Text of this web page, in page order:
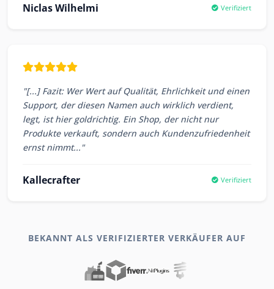
Niclas Wilhelmi Verifiziert
"[...] Fazit: Wer Wert auf Qualität, Ehrlichkeit und einen
Support, der diesen Namen auch wirklich verdient,
legt, ist hier goldrichtig. Ein Shop, der nicht nur
Produkte verkauft, sondern auch Kundenzufriedenheit
ernst nimmt..."
Kallecrafter Verifiziert
BEKANNT ALS VERIFIZIERTER VERKÄUFER AUF